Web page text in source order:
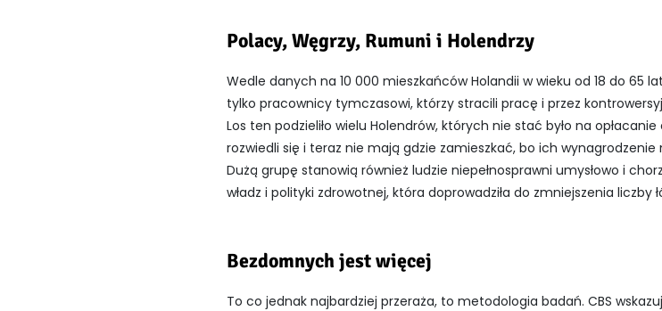
Polacy, Węgrzy, Rumuni i Holendrzy
Wedle danych na 10 000 mieszkańców Holandii w wieku od 18 do 65
tylko pracownicy tymczasowi, którzy stracili pracę i przez
Los ten podzieliło wielu Holendrów, których nie stać było na
rozwiedli się i teraz nie mają gdzie zamieszkać, bo ich
Dużą grupę stanowią również ludzie niepełnosprawni umysłowo i
władz i polityki zdrowotnej, która doprowadziła do zmniejszenia liczby
Bezdomnych jest więcej
To co jednak najbardziej przeraża, to metodologia badań. CBS